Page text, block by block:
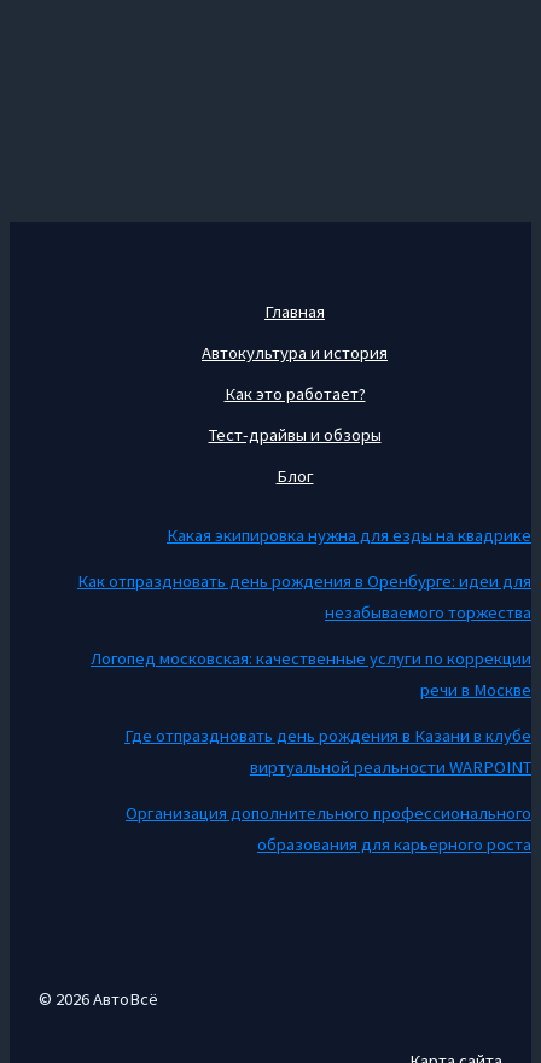
Главная
Автокультура и история
Как это работает?
Тест-драйвы и обзоры
Блог
Какая экипировка нужна для езды на квадрике
Как отпраздновать день рождения в Оренбурге: идеи для
незабываемого торжества
Логопед московская: качественные услуги по коррекции
речи в Москве
Где отпраздновать день рождения в Казани в клубе
виртуальной реальности WARPOINT
Организация дополнительного профессионального
образования для карьерного роста
© 2026 АвтоВсё